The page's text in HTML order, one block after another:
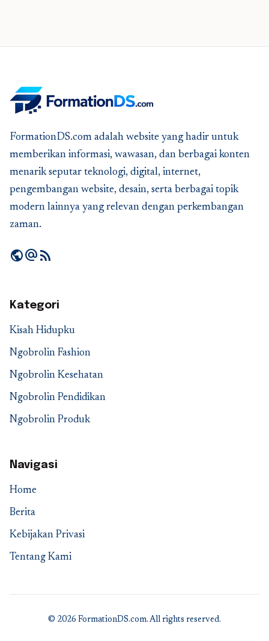
FormationDS.com adalah website yang hadir untuk
memberikan informasi, wawasan, dan berbagai konten
menarik seputar teknologi, digital, internet,
pengembangan website, desain, serta berbagai topik
modern lainnya yang relevan dengan perkembangan
zaman.
publicalternate_emailrss_feed
Kategori
Kisah Hidupku
Ngobrolin Fashion
Ngobrolin Kesehatan
Ngobrolin Pendidikan
Ngobrolin Produk
Navigasi
Home
Berita
Kebijakan Privasi
Tentang Kami
© 2026 FormationDS.com. All rights reserved.